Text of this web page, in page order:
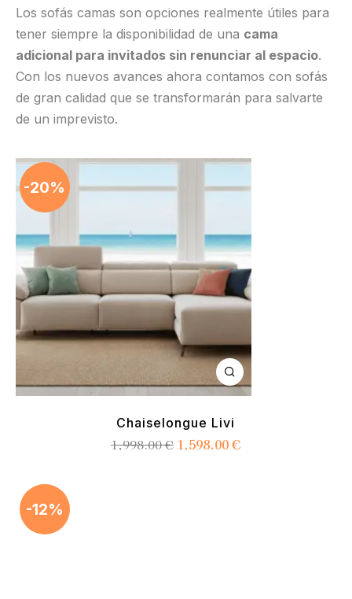
Los sofás camas son opciones realmente útiles para
tener siempre la disponibilidad de una cama
adicional para invitados sin renunciar al espacio.
Con los nuevos avances ahora contamos con sofás
de gran calidad que se transformarán para salvarte
de un imprevisto.
-20%
Chaiselongue Livi
1,998.00€ 1,598.00€
-12%